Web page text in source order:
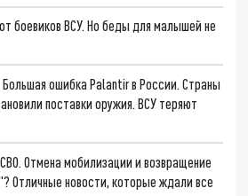
боевиков ВСУ. Но беды для малышей не
ошибка Palantir в России. Страны
поставки оружия. ВСУ теряют
Отмена мобилизации и возвращение
Отличные новости, которые ждали все